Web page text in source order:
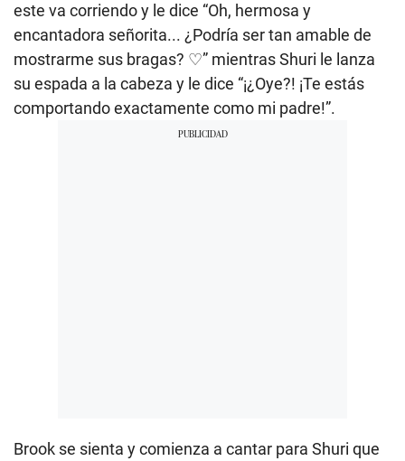
este va corriendo y le dice “Oh, hermosa y
encantadora señorita... ¿Podría ser tan amable de
mostrarme sus bragas? ♡” mientras Shuri le lanza
su espada a la cabeza y le dice “¡¿Oye?! ¡Te estás
comportando exactamente como mi padre!”.
Brook se sienta y comienza a cantar para Shuri que